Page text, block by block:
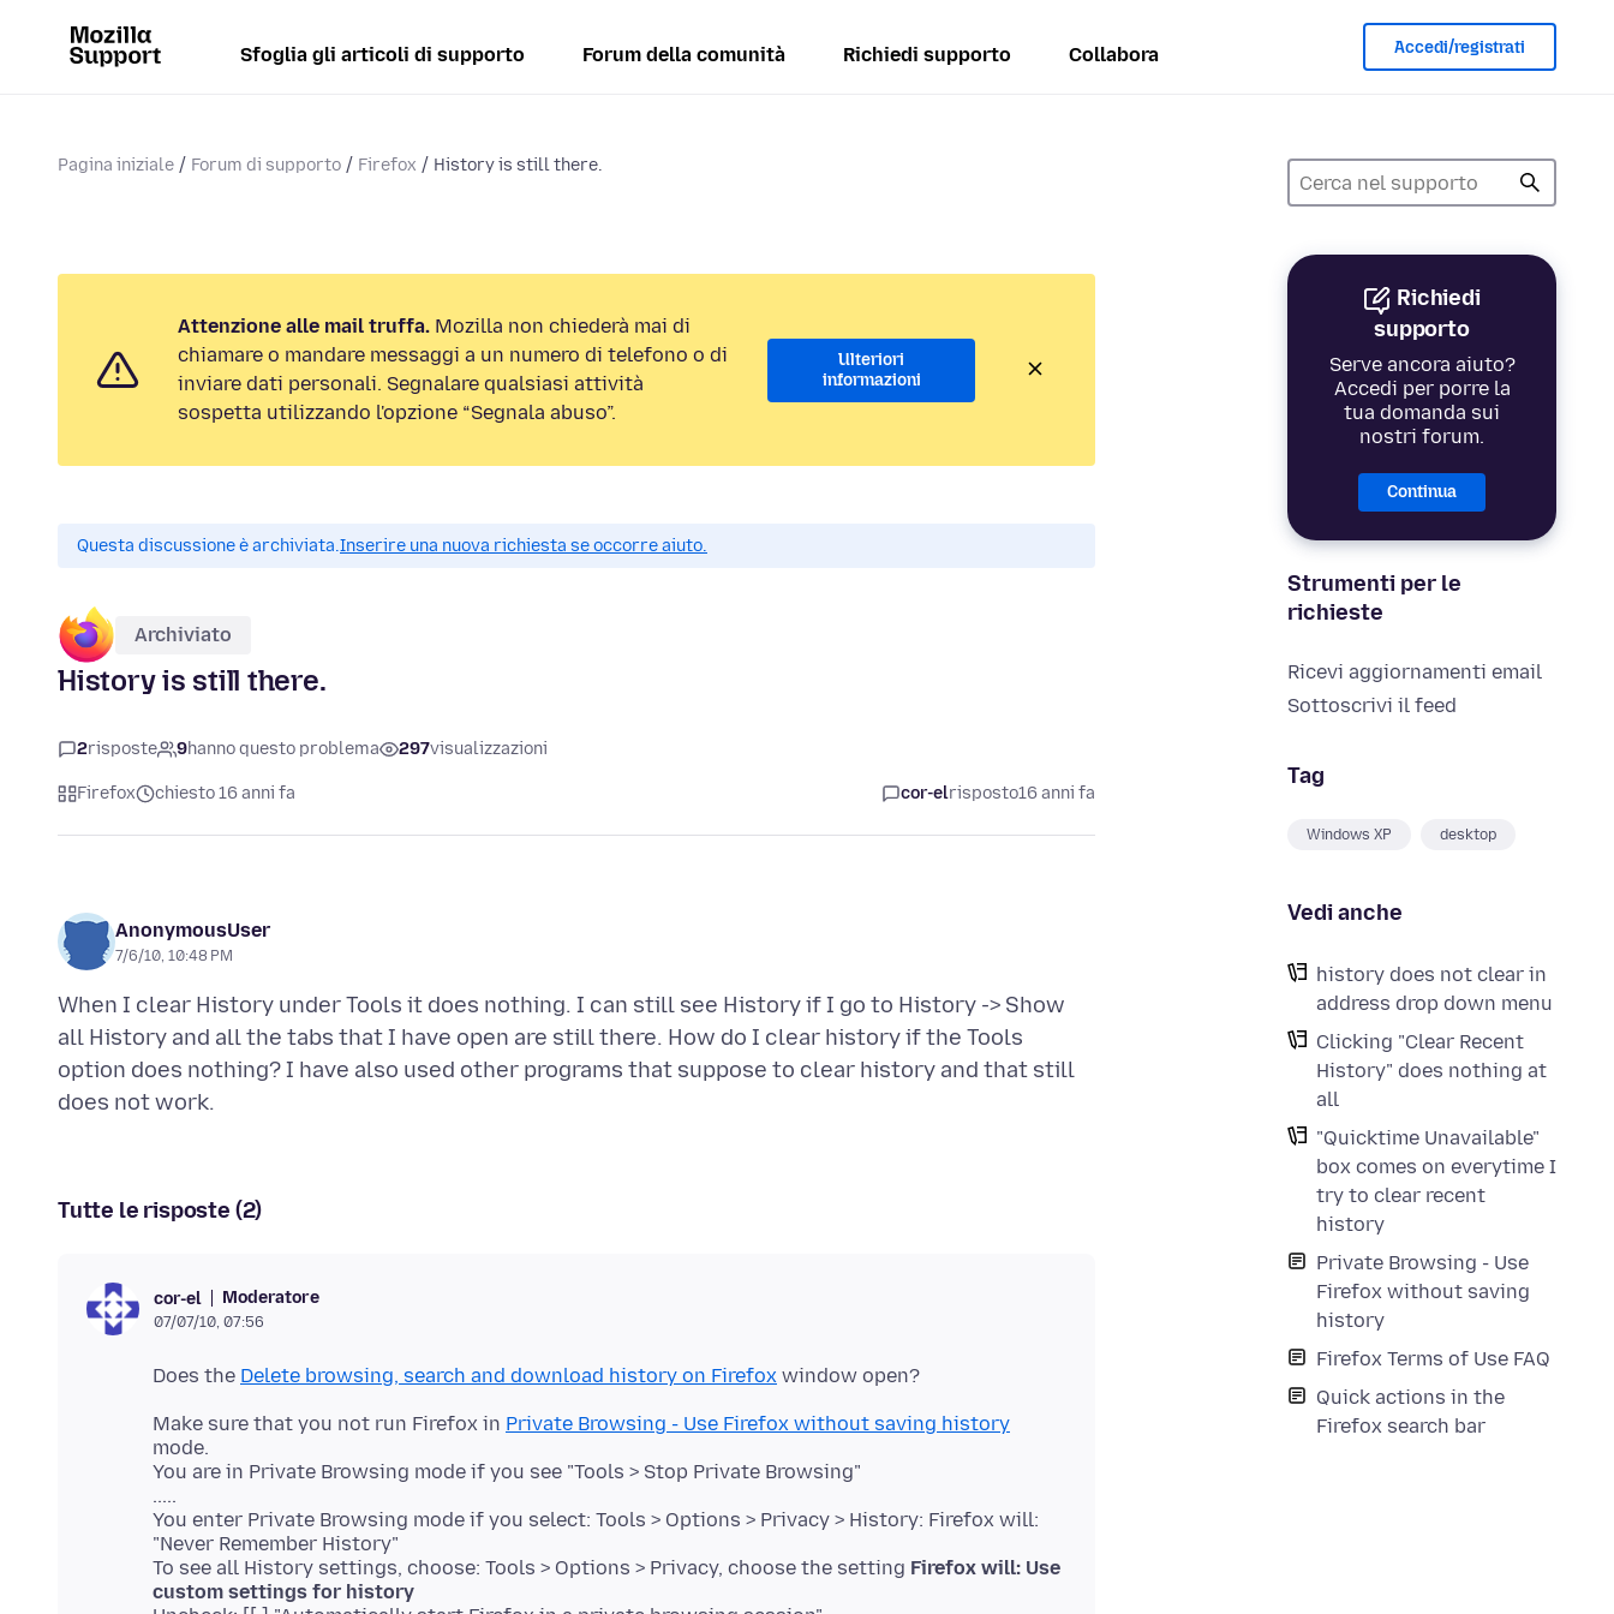
Sfoglia gli articoli di supporto Forum della comunità Richiedi supporto Collabora Accedi/registrati
Pagina iniziale Forum di supporto Firefox History is still there.
Richiedi
supporto
Serve ancora aiuto?
Accedi per porre la
tua domanda sui
nostri forum.
Continua
Strumenti per le
richieste
Ricevi aggiornamenti email
Sottoscrivi il feed
Tag
Windows XP desktop
Vedi anche
history does not clear in
address drop down menu
Clicking "Clear Recent
History" does nothing at
all
"Quicktime Unavailable"
box comes on everytime I
try to clear recent
history
Private Browsing - Use
Firefox without saving
history
Firefox Terms of Use FAQ
Quick actions in the
Firefox search bar
Attenzione alle mail truffa. Mozilla non chiederà mai di
chiamare o mandare messaggi a un numero di telefono o di
inviare dati personali. Segnalare qualsiasi attività
sospetta utilizzando l'opzione “Segnala abuso”.
Ulteriori
informazioni
Questa discussione è archiviata.Inserire una nuova richiesta se occorre aiuto.
Archiviato
History is still there.
2risposte 9hanno questo problema 297visualizzazioni
Firefox chiesto 16 anni fa cor-elrisposto16 anni fa
AnonymousUser
7/6/10, 10:48 PM
When I clear History under Tools it does nothing. I can still see History if I go to History -> Show
all History and all the tabs that I have open are still there. How do I clear history if the Tools
option does nothing? I have also used other programs that suppose to clear history and that still
Tutte le risposte (2)
cor-el Moderatore
07/07/10, 07:56
Does the Delete browsing, search and download history on Firefox
Make sure that you not run Firefox in Private Browsing - Use Firefox without saving history
mode.
You are in Private Browsing mode if you see "Tools > Stop Private Browsing"
.....
You enter Private Browsing mode if you select: Tools > Options > Privacy > History: Firefox will:
"Never Remember History"
To see all History settings, choose: Tools > Options > Privacy, choose the setting Firefox will: Use
custom settings for history